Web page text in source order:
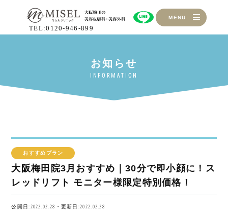
TEL:0120-946-899
MENU
おすすめプラン
大阪梅田院3月おすすめ｜30分で即小顔に！ス
レッドリフト モニター様限定特別価格！
公開日:2022.02.28・更新日:2022.02.28